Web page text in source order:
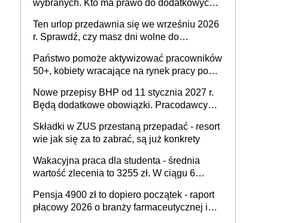
wybranych. Kto ma prawo do dodatkowych
Ten urlop przedawnia się we wrześniu 2026
r. Sprawdź, czy masz dni wolne do
Państwo pomoże aktywizować pracowników
50+, kobiety wracające na rynek pracy po
osoby neuroatypowe. Powstanie Fundusz
na rzecz Inkluzywności w Zatrudnianiu?
Nowe przepisy BHP od 11 stycznia 2027 r.
Będą dodatkowe obowiązki. Pracodawcy
Składki w ZUS przestaną przepadać - resort
wie jak się za to zabrać, są już konkrety
Wakacyjna praca dla studenta - średnia
wartość zlecenia to 3255 zł. W ciągu 6
ponad 10,7 tys. zł
Pensja 4900 zł to dopiero początek - raport
płacowy 2026 o branży farmaceutycznej i